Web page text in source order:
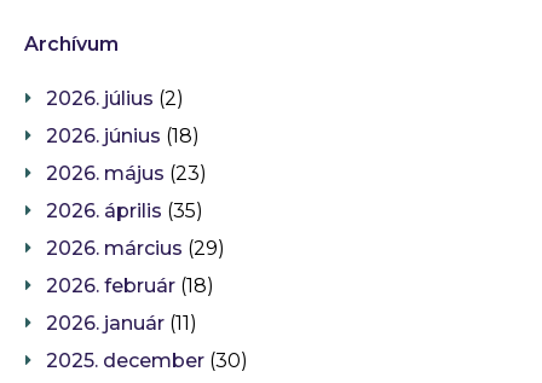
Archívum
2026. július (2)
2026. június (18)
2026. május (23)
2026. április (35)
2026. március (29)
2026. február (18)
2026. január (11)
2025. december (30)